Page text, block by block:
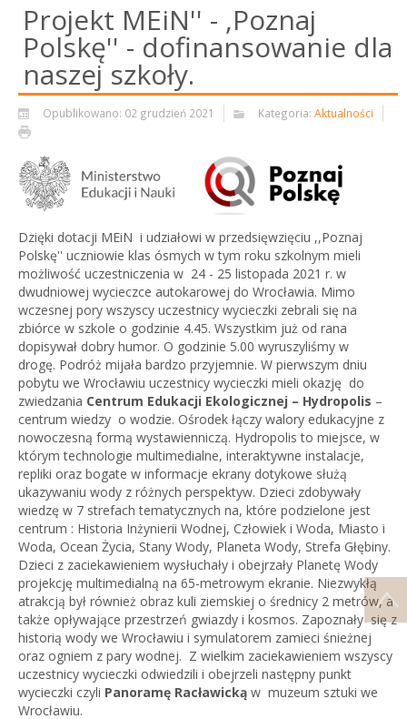
Projekt MEiN'' - ,Poznaj
Polskę'' - dofinansowanie dla
naszej szkoły.
Opublikowano: 02 grudzień 2021 Kategoria: Aktualności
Dzięki dotacji MEiN i udziałowi w przedsięwzięciu ,,Poznaj
Polskę'' uczniowie klas ósmych w tym roku szkolnym mieli
możliwość uczestniczenia w 24 - 25 listopada 2021 r. w
dwudniowej wycieczce autokarowej do Wrocławia. Mimo
wczesnej pory wszyscy uczestnicy wycieczki zebrali się na
zbiórce w szkole o godzinie 4.45. Wszystkim już od rana
dopisywał dobry humor. O godzinie 5.00 wyruszyliśmy w
drogę. Podróż mijała bardzo przyjemnie. W pierwszym dniu
pobytu we Wrocławiu uczestnicy wycieczki mieli okazję do
zwiedzania Centrum Edukacji Ekologicznej – Hydropolis –
centrum wiedzy o wodzie. Ośrodek łączy walory edukacyjne z
nowoczesną formą wystawienniczą. Hydropolis to miejsce, w
którym technologie multimedialne, interaktywne instalacje,
repliki oraz bogate w informacje ekrany dotykowe służą
ukazywaniu wody z różnych perspektyw. Dzieci zdobywały
wiedzę w 7 strefach tematycznych na, które podzielone jest
centrum : Historia Inżynierii Wodnej, Człowiek i Woda, Miasto i
Woda, Ocean Życia, Stany Wody, Planeta Wody, Strefa Głębiny.
Dzieci z zaciekawieniem wysłuchały i obejrzały Planetę Wody
projekcję multimedialną na 65-metrowym ekranie. Niezwykłą
atrakcją był również obraz kuli ziemskiej o średnicy 2 metrów, a
także opływające przestrzeń gwiazdy i kosmos. Zapoznały się z
historią wody we Wrocławiu i symulatorem zamieci śnieżnej
oraz ogniem z pary wodnej. Z wielkim zaciekawieniem wszyscy
uczestnicy wycieczki odwiedzili i obejrzeli następny punkt
wycieczki czyli Panoramę Racławicką w muzeum sztuki we
Wrocławiu.